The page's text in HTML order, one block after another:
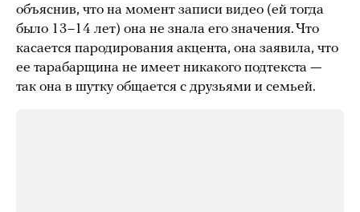
объяснив, что на момент записи видео (ей тогда
было 13–14 лет) она не знала его значения. Что
касается пародирования акцента, она заявила, что
ее тарабарщина не имеет никакого подтекста —
так она в шутку общается с друзьями и семьей.